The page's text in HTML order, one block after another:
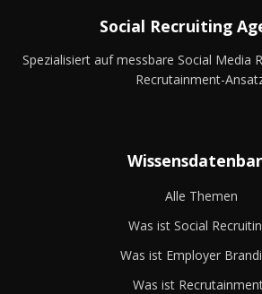
Social Recruiting
Spezialisiert auf messbare Social Media
Recrutainment-
Alle Themen
Was ist Social
Was ist Employer
Was ist